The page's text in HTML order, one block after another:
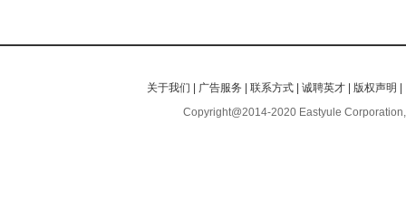
关于我们 | 广告服务 |联系方式 |诚聘英才 | 版权声明 |
Copyright@2014-2020 Eastyule